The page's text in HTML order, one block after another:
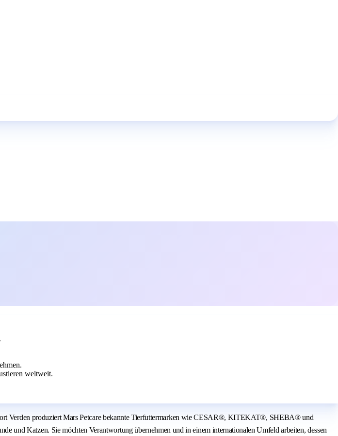
weltweit.
Verden produziert Mars Petcare bekannte Tierfuttermarken wie CESAR®, KITEKAT®, SHEBA® und
und Katzen. Sie möchten Verantwortung übernehmen und in einem internationalen Umfeld arbeiten, dessen